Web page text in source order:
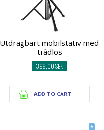
Utdragbart mobilstativ med
trådlös
399,00 SEK